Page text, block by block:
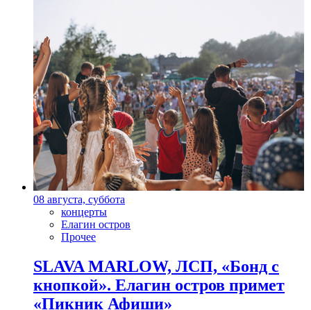
08 августа, суббота
концерты
Елагин остров
Прочее
SLAVA MARLOW, ЛСП, «Бонд с
кнопкой». Елагин остров примет
«Пикник Афиши»